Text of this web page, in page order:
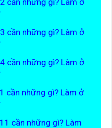
cần những gì? Làm ở
cần những gì? Làm ở
cần những gì? Làm ở
cần những gì? Làm